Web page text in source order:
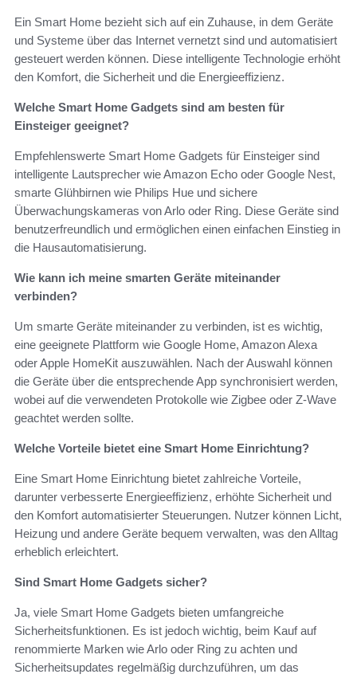
Ein Smart Home bezieht sich auf ein Zuhause, in dem Geräte
und Systeme über das Internet vernetzt sind und automatisiert
gesteuert werden können. Diese intelligente Technologie erhöht
den Komfort, die Sicherheit und die Energieeffizienz.
Welche Smart Home Gadgets sind am besten für
Einsteiger geeignet?
Empfehlenswerte Smart Home Gadgets für Einsteiger sind
intelligente Lautsprecher wie Amazon Echo oder Google Nest,
smarte Glühbirnen wie Philips Hue und sichere
Überwachungskameras von Arlo oder Ring. Diese Geräte sind
benutzerfreundlich und ermöglichen einen einfachen Einstieg in
die Hausautomatisierung.
Wie kann ich meine smarten Geräte miteinander
verbinden?
Um smarte Geräte miteinander zu verbinden, ist es wichtig,
eine geeignete Plattform wie Google Home, Amazon Alexa
oder Apple HomeKit auszuwählen. Nach der Auswahl können
die Geräte über die entsprechende App synchronisiert werden,
wobei auf die verwendeten Protokolle wie Zigbee oder Z-Wave
geachtet werden sollte.
Welche Vorteile bietet eine Smart Home Einrichtung?
Eine Smart Home Einrichtung bietet zahlreiche Vorteile,
darunter verbesserte Energieeffizienz, erhöhte Sicherheit und
den Komfort automatisierter Steuerungen. Nutzer können Licht,
Heizung und andere Geräte bequem verwalten, was den Alltag
erheblich erleichtert.
Sind Smart Home Gadgets sicher?
Ja, viele Smart Home Gadgets bieten umfangreiche
Sicherheitsfunktionen. Es ist jedoch wichtig, beim Kauf auf
renommierte Marken wie Arlo oder Ring zu achten und
Sicherheitsupdates regelmäßig durchzuführen, um das